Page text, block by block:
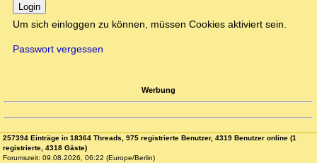
Login
Um sich einloggen zu können, müssen Cookies aktiviert sein.
Passwort vergessen
Werbung
257394 Einträge in 18364 Threads, 975 registrierte Benutzer, 4319 Benutzer online (1
registrierte, 4318 Gäste)
Forumszeit: 09.08.2026, 06:22 (Europe/Berlin)